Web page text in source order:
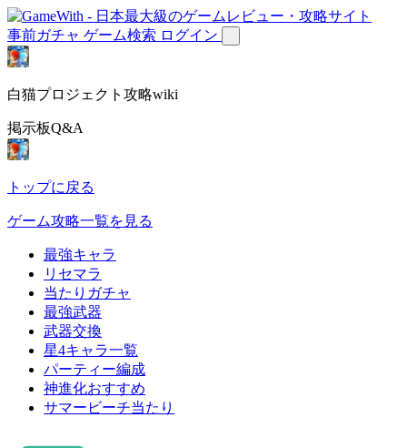
事前ガチャ ゲーム検索 ログイン
白猫プロジェクト攻略wiki
掲示板Q&A
トップに戻る
ゲーム攻略一覧を見る
最強キャラ
リセマラ
当たりガチャ
最強武器
武器交換
星4キャラ一覧
パーティー編成
神進化おすすめ
サマービーチ当たり